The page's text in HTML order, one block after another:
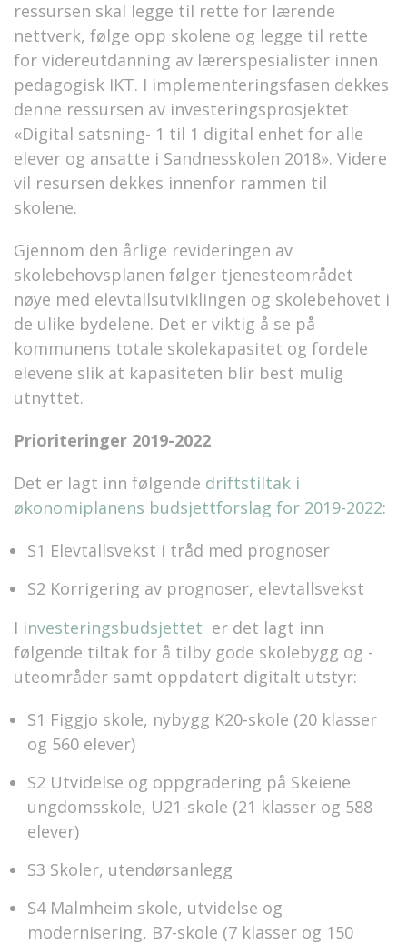
ressursen skal legge til rette for lærende
nettverk, følge opp skolene og legge til rette
for videreutdanning av lærerspesialister innen
pedagogisk IKT. I implementeringsfasen dekkes
denne ressursen av investeringsprosjektet
«Digital satsning- 1 til 1 digital enhet for alle
elever og ansatte i Sandnesskolen 2018». Videre
vil resursen dekkes innenfor rammen til
skolene.
Gjennom den årlige revideringen av
skolebehovsplanen følger tjenesteområdet
nøye med elevtallsutviklingen og skolebehovet i
de ulike bydelene. Det er viktig å se på
kommunens totale skolekapasitet og fordele
elevene slik at kapasiteten blir best mulig
utnyttet.
Prioriteringer 2019-2022
Det er lagt inn følgende driftstiltak i
økonomiplanens budsjettforslag for 2019-2022:
S1 Elevtallsvekst i tråd med prognoser
S2 Korrigering av prognoser, elevtallsvekst
I investeringsbudsjettet er det lagt inn
følgende tiltak for å tilby gode skolebygg og -
uteområder samt oppdatert digitalt utstyr:
S1 Figgjo skole, nybygg K20-skole (20 klasser
og 560 elever)
S2 Utvidelse og oppgradering på Skeiene
ungdomsskole, U21-skole (21 klasser og 588
elever)
S3 Skoler, utendørsanlegg
S4 Malmheim skole, utvidelse og
modernisering, B7-skole (7 klasser og 150